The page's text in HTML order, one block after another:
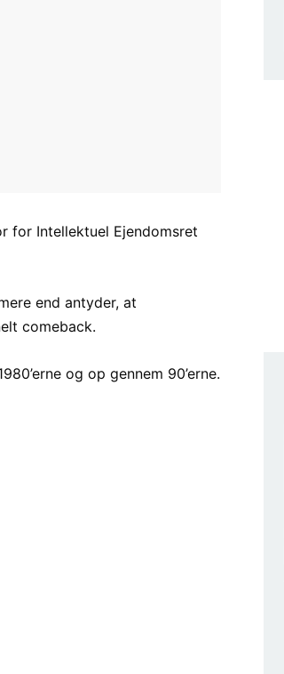
for Intellektuel Ejendomsret
end antyder, at
comeback.
og op gennem 90’erne.